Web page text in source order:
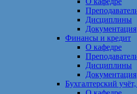
Дисциплины
Документация
Финансы и кредит
О кафедре
Дисциплины
Документация
Бухгалтерский